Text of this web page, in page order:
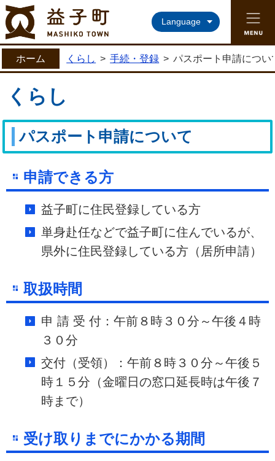
益子町ホームページ
Language
ホーム くらし > 手続・登録 > パスポート申請につい
くらし
パスポート申請について
申請できる方
益子町に住民登録している方
単身赴任などで益子町に住んでいるが、
県外に住民登録している方（居所申請）
取扱時間
申 請 受 付：午前８時３０分～午後４時
３０分
交付（受領）：午前８時３０分～午後５
時１５分 （金曜日の窓口延長時は午後７
時まで）
受け取りまでにかかる期間